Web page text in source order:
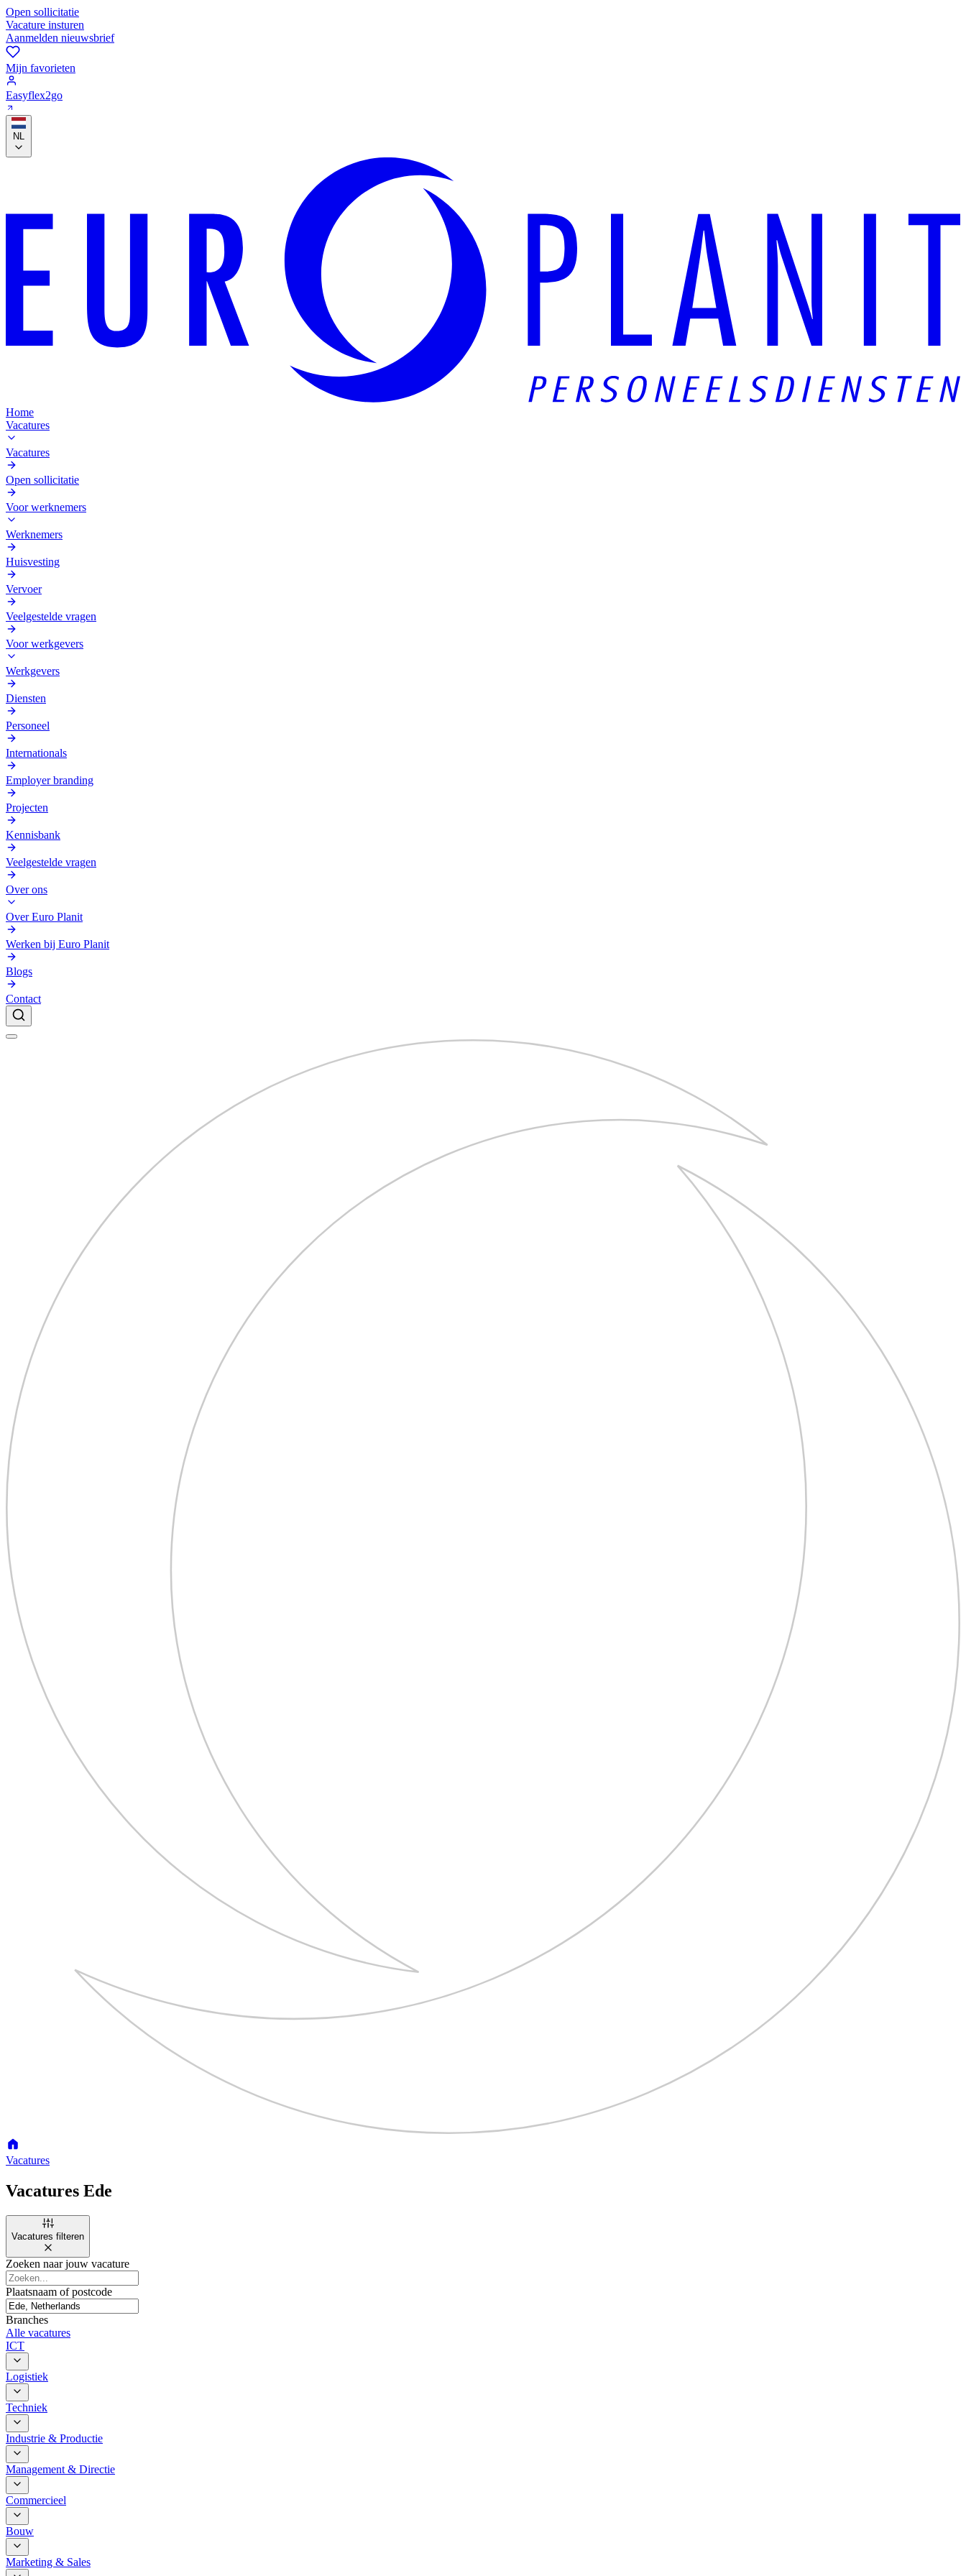
Open sollicitatie
Vacature insturen
Aanmelden nieuwsbrief
Mijn favorieten
Easyflex2go
NL
Home
Vacatures
Vacatures
Open sollicitatie
Voor werknemers
Werknemers
Huisvesting
Vervoer
Veelgestelde vragen
Voor werkgevers
Werkgevers
Diensten
Personeel
Internationals
Employer branding
Projecten
Kennisbank
Veelgestelde vragen
Over ons
Over Euro Planit
Werken bij Euro Planit
Blogs
Contact
Vacatures
Vacatures Ede
Vacatures filteren
Zoeken naar jouw vacature
Plaatsnaam of postcode
Branches
Alle vacatures
ICT
Logistiek
Techniek
Industrie & Productie
Management & Directie
Commercieel
Bouw
Marketing & Sales